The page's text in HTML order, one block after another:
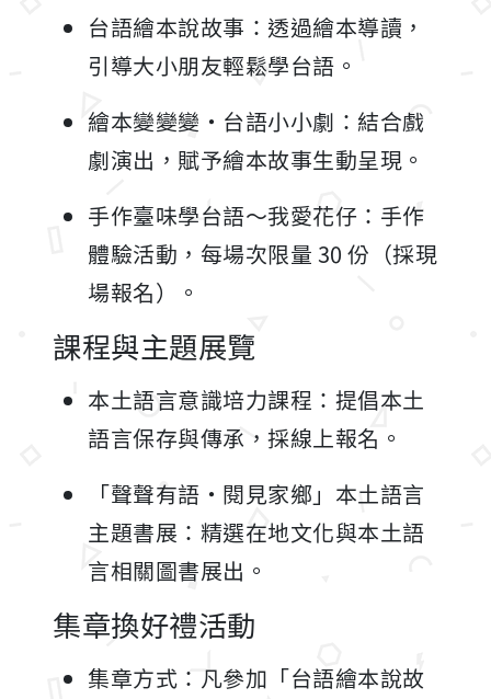
台語繪本說故事：透過繪本導讀，
引導大小朋友輕鬆學台語。
繪本變變變・台語小小劇：結合戲
劇演出，賦予繪本故事生動呈現。
手作臺味學台語～我愛花仔：手作
體驗活動，每場次限量 30 份（採現
場報名）。
課程與主題展覽
本土語言意識培力課程：提倡本土
語言保存與傳承，採線上報名。
「聲聲有語・閱見家鄉」本土語言
主題書展：精選在地文化與本土語
言相關圖書展出。
集章換好禮活動
集章方式：凡參加「台語繪本說故